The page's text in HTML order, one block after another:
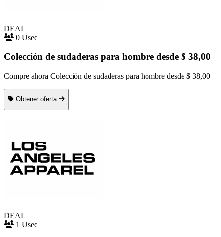
DEAL
0 Used
Colección de sudaderas para hombre desde $ 38,00
Compre ahora Colección de sudaderas para hombre desde $ 38,00
Obtener oferta
DEAL
1 Used